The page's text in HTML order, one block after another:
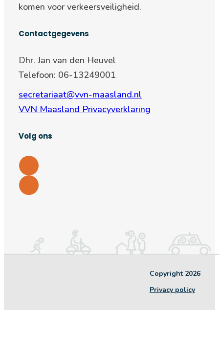
komen voor verkeersveiligheid.
Contactgegevens
Dhr. Jan van den Heuvel
Telefoon: 06-13249001
secretariaat@vvn-maasland.nl
VVN Maasland Privacyverklaring
Volg ons
Copyright 2026
Privacy policy